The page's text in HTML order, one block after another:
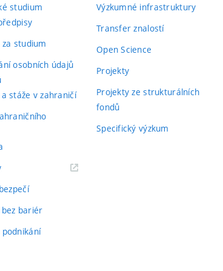
studium
studium
osobních údajů
stáže v zahraničí
(externí
bariér
Výzkumné infrastruktury
Transfer znalostí
Open Science
Projekty
Projekty ze strukturálních
fondů
Specifický výzkum